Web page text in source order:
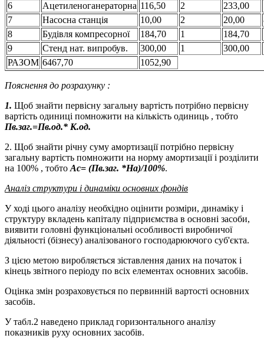
6
Ацетиленоганераторна 116,50 2 233,00
7
Насосна станція 10,00 2 20,00
8
Будівля компресорної 184,70 1 184,70
9
Стенд нат. випробув. 300,00 1 300,00
РАЗОМ 6467,70 1052,90
Пояснення до розрахунку :
1. Щоб знайти первісну загальну вартість потрібно первісну
вартість одиниці помножити на кількість одиниць , тобто
Пв.заг.=Пв.од.* К.од.
2. Щоб знайти річну суму амортизації потрібно первісну
загальну вартість помножити на норму амортизації і розділити
на 100% , тобто Ас= (Пв.заг. *На)/100%.
Аналіз структури і динаміки основних фондів
У ході цього аналізу необхідно оцінити розміри, динаміку і
структуру вкладень капіталу підприємства в основні засоби,
виявити головні функціональні особливості виробничої
діяльності (бізнесу) аналізованого господарюючого суб'єкта.
З цією метою виробляється зіставлення даних на початок і
кінець звітного періоду по всіх елементах основних засобів.
Оцінка змін розраховується по первинній вартості основних
засобів.
У табл.2 наведено приклад горизонтального аналізу
показників руху основних засобів.